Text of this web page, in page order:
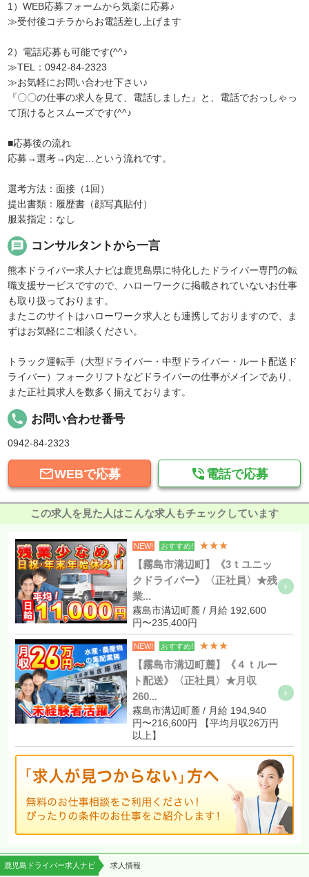
1）WEB応募フォームから気楽に応募♪
≫受付後コチラからお電話差し上げます
2）電話応募も可能です(^^♪
≫TEL：0942-84-2323
≫お気軽にお問い合わせ下さい♪
『〇〇の仕事の求人を見て、電話しました』と、電話でおっしゃっ
て頂けるとスムーズです(^^♪
■応募後の流れ
応募→選考→内定…という流れです。
選考方法：面接（1回）
提出書類：履歴書（顔写真貼付）
服装指定：なし
message コンサルタントから一言
熊本ドライバー求人ナビは鹿児島県に特化したドライバー専門の転
職支援サービスですので、ハローワークに掲載されていないお仕事
も取り扱っております。
またこのサイトはハローワーク求人とも連携しておりますので、ま
ずはお気軽にご相談ください。
トラック運転手（大型ドライバー・中型ドライバー・ルート配送ド
ライバー）フォークリフトなどドライバーの仕事がメインであり、
また正社員求人を数多く揃えております。
local_phone お問い合わせ番号
0942-84-2323
WEBで応募  電話で応募
この求人を見た人はこんな求人もチェックしています
NEW! おすすめ! ★★★
【霧島市溝辺町】《3ｔユニッ
クドライバー》〈正社員〉★残
業...
霧島市溝辺町麓 / 月給 192,600
円〜235,400円
NEW! おすすめ! ★★★
【霧島市溝辺町麓】《４ｔルー
ト配送》〈正社員〉★月収
260...
霧島市溝辺町麓 / 月給 194,940
円〜216,600円 【平均月収26万円
以上】
鹿児島ドライバー求人ナビ 求人情報